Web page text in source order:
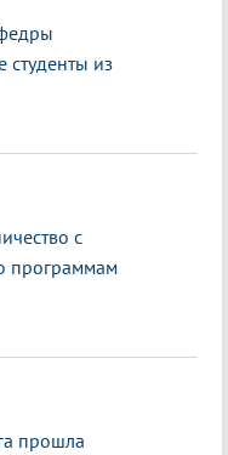
студенты из
с
программам
прошла